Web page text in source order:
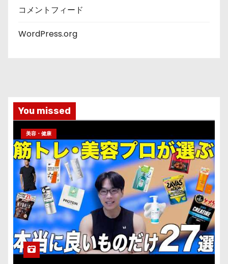
コメントフィード
WordPress.org
You missed
美容・健康